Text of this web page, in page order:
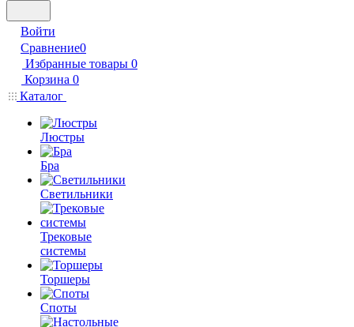
Войти
Сравнение0
Избранные товары 0
Корзина 0
Каталог
Люстры
Бра
Светильники
Трековые
системы
Торшеры
Споты